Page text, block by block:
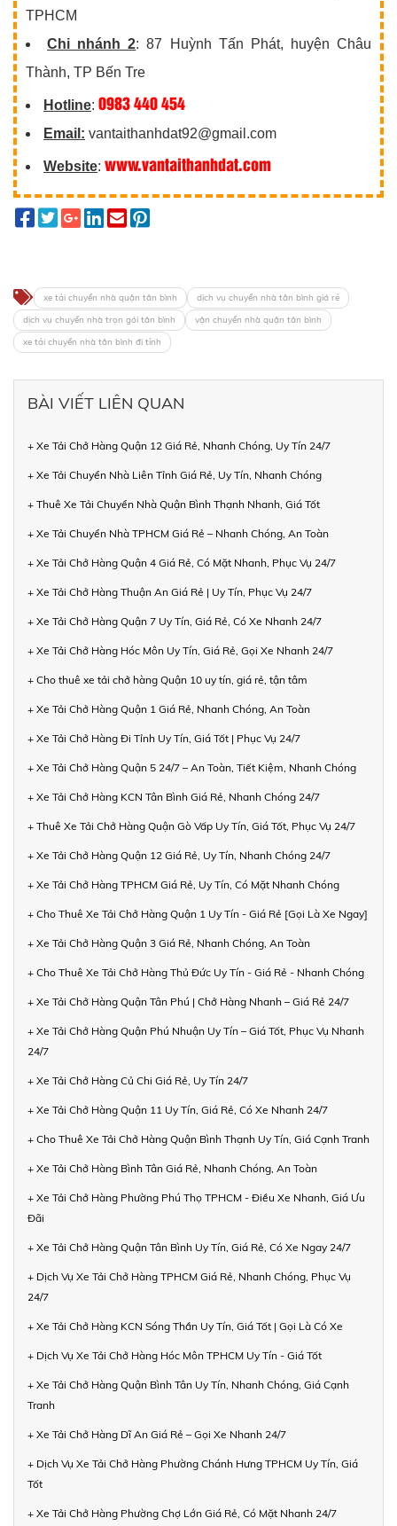
TPHCM
Chi nhánh 2: 87 Huỳnh Tấn Phát, huyện Châu
Thành, TP Bến Tre
Hotline: 0983 440 454
Email: vantaithanhdat92@gmail.com
Website: www.vantaithanhdat.com
xe tải chuyển nhà quận tân bình
dịch vụ chuyển nhà tân bình giá rẻ
dịch vụ chuyển nhà trọn gói tân bình
vận chuyển nhà quận tân bình
xe tải chuyển nhà tân bình đi tỉnh
BÀI VIẾT LIÊN QUAN
+ Xe Tải Chở Hàng Quận 12 Giá Rẻ, Nhanh Chóng, Uy Tín 24/7
+ Xe Tải Chuyển Nhà Liên Tỉnh Giá Rẻ, Uy Tín, Nhanh Chóng
+ Thuê Xe Tải Chuyển Nhà Quận Bình Thạnh Nhanh, Giá Tốt
+ Xe Tải Chuyển Nhà TPHCM Giá Rẻ – Nhanh Chóng, An Toàn
+ Xe Tải Chở Hàng Quận 4 Giá Rẻ, Có Mặt Nhanh, Phục Vụ 24/7
+ Xe Tải Chở Hàng Thuận An Giá Rẻ | Uy Tín, Phục Vụ 24/7
+ Xe Tải Chở Hàng Quận 7 Uy Tín, Giá Rẻ, Có Xe Nhanh 24/7
+ Xe Tải Chở Hàng Hóc Môn Uy Tín, Giá Rẻ, Gọi Xe Nhanh 24/7
+ Cho thuê xe tải chở hàng Quận 10 uy tín, giá rẻ, tận tâm
+ Xe Tải Chở Hàng Quận 1 Giá Rẻ, Nhanh Chóng, An Toàn
+ Xe Tải Chở Hàng Đi Tỉnh Uy Tín, Giá Tốt | Phục Vụ 24/7
+ Xe Tải Chở Hàng Quận 5 24/7 – An Toàn, Tiết Kiệm, Nhanh Chóng
+ Xe Tải Chở Hàng KCN Tân Bình Giá Rẻ, Nhanh Chóng 24/7
+ Thuê Xe Tải Chở Hàng Quận Gò Vấp Uy Tín, Giá Tốt, Phục Vụ 24/7
+ Xe Tải Chở Hàng Quận 12 Giá Rẻ, Uy Tín, Nhanh Chóng 24/7
+ Xe Tải Chở Hàng TPHCM Giá Rẻ, Uy Tín, Có Mặt Nhanh Chóng
+ Cho Thuê Xe Tải Chở Hàng Quận 1 Uy Tín - Giá Rẻ [Gọi Là Xe Ngay]
+ Xe Tải Chở Hàng Quận 3 Giá Rẻ, Nhanh Chóng, An Toàn
+ Cho Thuê Xe Tải Chở Hàng Thủ Đức Uy Tín - Giá Rẻ - Nhanh Chóng
+ Xe Tải Chở Hàng Quận Tân Phú | Chở Hàng Nhanh – Giá Rẻ 24/7
+ Xe Tải Chở Hàng Quận Phú Nhuận Uy Tín – Giá Tốt, Phục Vụ Nhanh
24/7
+ Xe Tải Chở Hàng Củ Chi Giá Rẻ, Uy Tín 24/7
+ Xe Tải Chở Hàng Quận 11 Uy Tín, Giá Rẻ, Có Xe Nhanh 24/7
+ Cho Thuê Xe Tải Chở Hàng Quận Bình Thạnh Uy Tín, Giá Cạnh Tranh
+ Xe Tải Chở Hàng Bình Tân Giá Rẻ, Nhanh Chóng, An Toàn
+ Xe Tải Chở Hàng Phường Phú Thọ TPHCM - Điều Xe Nhanh, Giá Ưu
Đãi
+ Xe Tải Chở Hàng Quận Tân Bình Uy Tín, Giá Rẻ, Có Xe Ngay 24/7
+ Dịch Vụ Xe Tải Chở Hàng TPHCM Giá Rẻ, Nhanh Chóng, Phục Vụ
24/7
+ Xe Tải Chở Hàng KCN Sóng Thần Uy Tín, Giá Tốt | Gọi Là Có Xe
+ Dịch Vụ Xe Tải Chở Hàng Hóc Môn TPHCM Uy Tín - Giá Tốt
+ Xe Tải Chở Hàng Quận Bình Tân Uy Tín, Nhanh Chóng, Giá Cạnh
Tranh
+ Xe Tải Chở Hàng Dĩ An Giá Rẻ – Gọi Xe Nhanh 24/7
+ Dịch Vụ Xe Tải Chở Hàng Phường Chánh Hưng TPHCM Uy Tín, Giá
Tốt
+ Xe Tải Chở Hàng Phường Chợ Lớn Giá Rẻ, Có Mặt Nhanh 24/7